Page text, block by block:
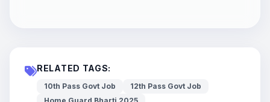
RELATED TAGS:
10th Pass Govt Job
12th Pass Govt Job